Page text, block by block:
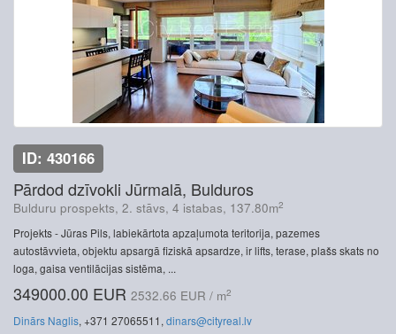
ID: 430166
Pārdod dzīvokli Jūrmalā, Bulduros
Bulduru prospekts, 2. stāvs, 4 istabas, 137.80m2
Projekts - Jūras Pils, labiekārtota apzaļumota teritorija, pazemes
autostāvvieta, objektu apsargā fiziskā apsardze, ir lifts, terase, plašs skats no
loga, gaisa ventilācijas sistēma, ...
349000.00 EUR 2532.66 EUR / m2
Dinārs Naglis, +371 27065511, dinars@cityreal.lv